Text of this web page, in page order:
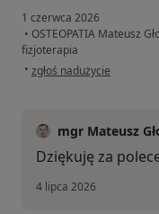
1 czerwca 2026
• OSTEOPATIA Mateusz
fizjoterapia
• w opinii użytkownika J.Ch
zgłoś nadużycie
mgr Mateusz
Dziękuję za
4 lipca 2026